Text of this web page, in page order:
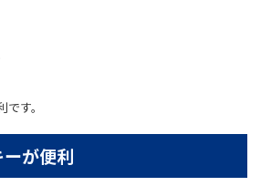
す。
が便利